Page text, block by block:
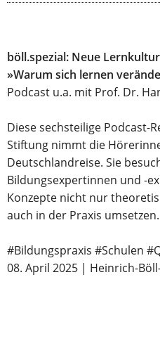
böll.spezial: Neue Lernkultur
»Warum sich lernen
Podcast u.a. mit Prof. Dr.
Diese sechsteilige Podcast-
Stiftung nimmt die
Deutschlandreise. Sie
Bildungsexpertinnen und -
Konzepte nicht nur
auch in der Praxis umsetzen.
#Bildungspraxis #Schulen
08. April 2025 | Heinrich-